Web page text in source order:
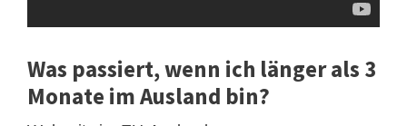
Was passiert, wenn ich länger als 3
Monate im Ausland bin?